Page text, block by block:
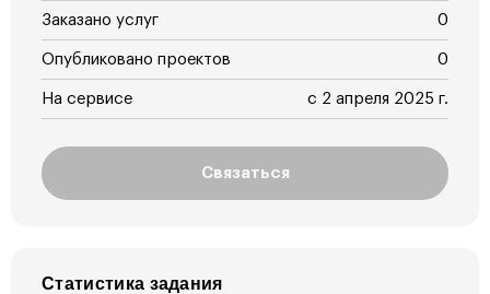
Заказано услуг 0
Опубликовано проектов 0
На сервисе с 2 апреля 2025 г.
Связаться
Статистика задания